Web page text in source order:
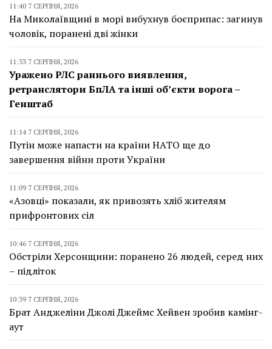
11:40 7 СЕРПНЯ, 2026
На Миколаївщині в морі вибухнув боєприпас: загинув
чоловік, поранені дві жінки
11:33 7 СЕРПНЯ, 2026
Уражено РЛС раннього виявлення,
ретранслятори БпЛА та інші об’єкти ворога –
Генштаб
11:14 7 СЕРПНЯ, 2026
Путін може напасти на країни НАТО ще до
завершення війни проти України
11:09 7 СЕРПНЯ, 2026
«Азовці» показали, як привозять хліб жителям
прифронтових сіл
10:46 7 СЕРПНЯ, 2026
Обстріли Херсонщини: поранено 26 людей, серед них
– підліток
10:39 7 СЕРПНЯ, 2026
Брат Анджеліни Джолі Джеймс Хейвен зробив камінг-
аут